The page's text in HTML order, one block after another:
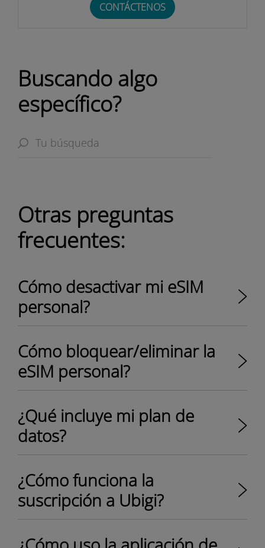
CONTÁCTENOS
Buscando algo
específico?
Otras preguntas
frecuentes:
Cómo desactivar mi eSIM
personal?
Cómo bloquear/eliminar la
eSIM personal?
¿Qué incluye mi plan de
datos?
¿Cómo funciona la
suscripción a Ubigi?